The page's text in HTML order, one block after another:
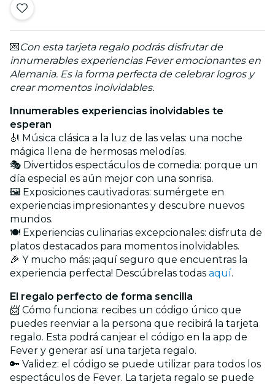
💌Con esta tarjeta regalo podrás disfrutar de
innumerables experiencias Fever emocionantes en
Alemania. Es la forma perfecta de celebrar logros y
crear momentos inolvidables.
Innumerables experiencias inolvidables te
esperan
🎻 Música clásica a la luz de las velas: una noche
mágica llena de hermosas melodías.
🎭 Divertidos espectáculos de comedia: porque un
día especial es aún mejor con una sonrisa.
🖼️ Exposiciones cautivadoras: sumérgete en
experiencias impresionantes y descubre nuevos
mundos.
🍽️ Experiencias culinarias excepcionales: disfruta de
platos destacados para momentos inolvidables.
🎉 Y mucho más: ¡aquí seguro que encuentras la
experiencia perfecta! Descúbrelas todas aquí.
El regalo perfecto de forma sencilla
📨 Cómo funciona: recibes un código único que
puedes reenviar a la persona que recibirá la tarjeta
regalo. Esta podrá canjear el código en la app de
Fever y generar así una tarjeta regalo.
🔑 Validez: el código se puede utilizar para todos los
espectáculos de Fever. La tarjeta regalo se puede